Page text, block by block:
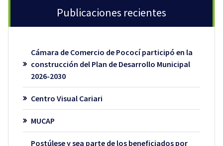
Publicaciones recientes
Cámara de Comercio de Pococí participó en la
construcción del Plan de Desarrollo Municipal
2026-2030
Centro Visual Cariari
MUCAP
Postúlese y sea parte de los beneficiados por